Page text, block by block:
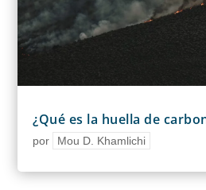
¿Qué es la huella de
por Mou D. Khamlichi